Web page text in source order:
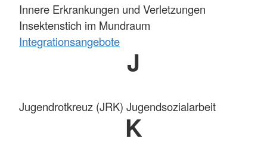
Innere Erkrankungen und Verletzungen
Insektenstich im Mundraum
Integrationsangebote
J
Jugendrotkreuz (JRK) Jugendsozialarbeit
K